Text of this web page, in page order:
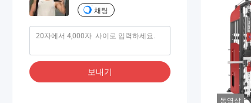
채팅
보내기
동영상